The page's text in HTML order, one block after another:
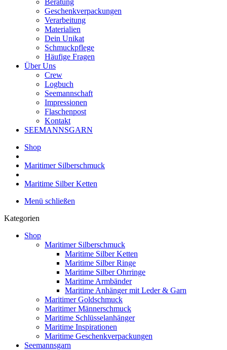
Beratung
Geschenkverpackungen
Verarbeitung
Materialien
Dein Unikat
Schmuckpflege
Häufige Fragen
Über Uns
Crew
Logbuch
Seemannschaft
Impressionen
Flaschenpost
Kontakt
SEEMANNSGARN
Shop
Maritimer Silberschmuck
Maritime Silber Ketten
Menü schließen
Kategorien
Shop
Maritimer Silberschmuck
Maritime Silber Ketten
Maritime Silber Ringe
Maritime Silber Ohrringe
Maritime Armbänder
Maritime Anhänger mit Leder & Garn
Maritimer Goldschmuck
Maritimer Männerschmuck
Maritime Schlüsselanhänger
Maritime Inspirationen
Maritime Geschenkverpackungen
Seemannsgarn